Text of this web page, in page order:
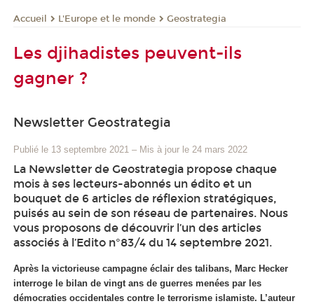
Accueil L'Europe et le monde Geostrategia
Les djihadistes peuvent-ils
gagner ?
Newsletter Geostrategia
Publié le 13 septembre 2021 – Mis à jour le 24 mars 2022
La Newsletter de Geostrategia propose chaque
mois à ses lecteurs-abonnés un édito et un
bouquet de 6 articles de réflexion stratégiques,
puisés au sein de son réseau de partenaires. Nous
vous proposons de découvrir l’un des articles
associés à l’Edito n°83/4 du 14 septembre 2021.
Après la victorieuse campagne éclair des talibans, Marc Hecker
interroge le bilan de vingt ans de guerres menées par les
démocraties occidentales contre le terrorisme islamiste. L’auteur